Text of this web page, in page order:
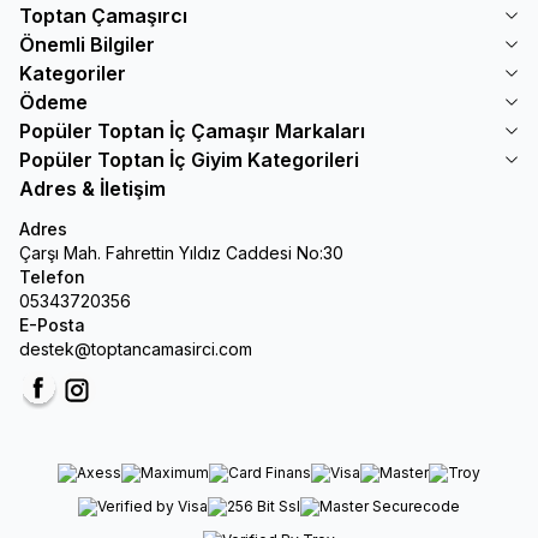
Toptan Çamaşırcı
Önemli Bilgiler
Kategoriler
Ödeme
Popüler Toptan İç Çamaşır Markaları
Popüler Toptan İç Giyim Kategorileri
Adres & İletişim
Adres
Çarşı Mah. Fahrettin Yıldız Caddesi No:30
Telefon
05343720356
E-Posta
destek@toptancamasirci.com
FacebookInstagram